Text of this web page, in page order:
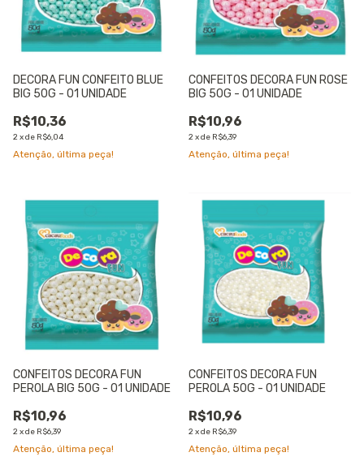
DECORA FUN CONFEITO BLUE
BIG 50G - 01 UNIDADE
R$10,36
2xde R$6,04
Atenção, última peça!
CONFEITOS DECORA FUN ROSE
BIG 50G - 01 UNIDADE
R$10,96
2xde R$6,39
Atenção, última peça!
CONFEITOS DECORA FUN
PEROLA BIG 50G - 01 UNIDADE
R$10,96
2xde R$6,39
Atenção, última peça!
CONFEITOS DECORA FUN
PEROLA 50G - 01 UNIDADE
R$10,96
2xde R$6,39
Atenção, última peça!